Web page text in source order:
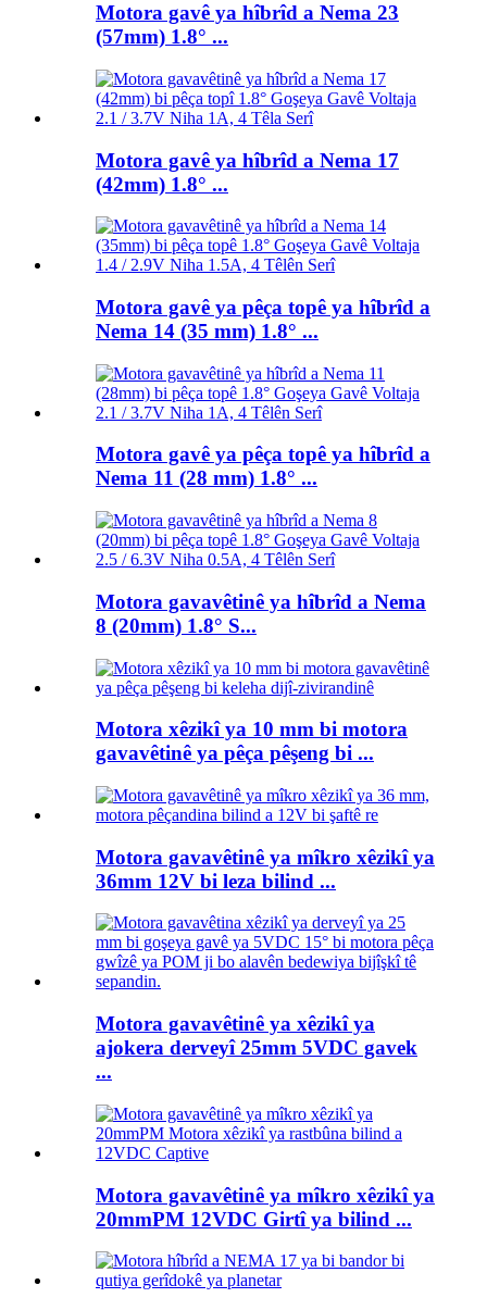
Motora gavê ya hîbrîd a Nema 23
(57mm) 1.8° ...
Motora gavê ya hîbrîd a Nema 17
(42mm) 1.8° ...
Motora gavê ya pêça topê ya hîbrîd a
Nema 14 (35 mm) 1.8° ...
Motora gavê ya pêça topê ya hîbrîd a
Nema 11 (28 mm) 1.8° ...
Motora gavavêtinê ya hîbrîd a Nema
8 (20mm) 1.8° S...
Motora xêzikî ya 10 mm bi motora
gavavêtinê ya pêça pêşeng bi ...
Motora gavavêtinê ya mîkro xêzikî ya
36mm 12V bi leza bilind ...
Motora gavavêtinê ya xêzikî ya
ajokera derveyî 25mm 5VDC gavek
...
Motora gavavêtinê ya mîkro xêzikî ya
20mmPM 12VDC Girtî ya bilind ...